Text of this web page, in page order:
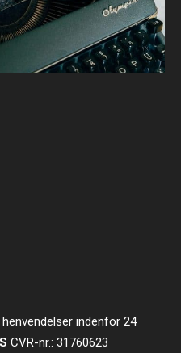
indenfor 24
CVR-nr.: 31760623